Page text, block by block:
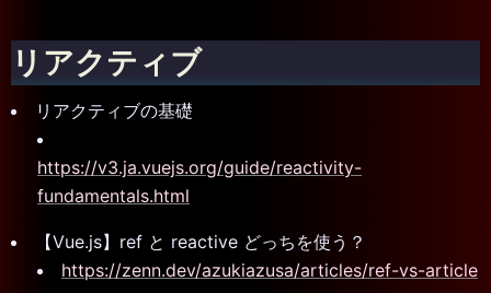
リアクティブ
リアクティブの基礎
https://v3.ja.vuejs.org/guide/reactivity-
fundamentals.html
【Vue.js】ref と reactive どっちを使う？
https://zenn.dev/azukiazusa/articles/ref-vs-article